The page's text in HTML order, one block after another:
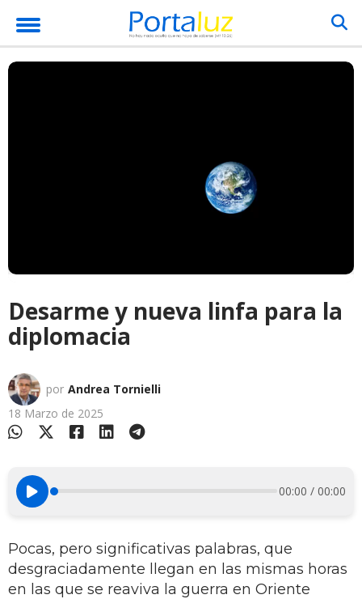
Desarme y nueva linfa para la
diplomacia
por Andrea Tornielli
18 Marzo de 2025
00:00 / 00:00
Pocas, pero significativas palabras, que
desgraciadamente llegan en las mismas horas
en las que se reaviva la guerra en Oriente